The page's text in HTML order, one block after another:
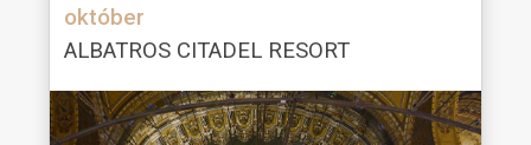
október
ALBATROS CITADEL RESORT